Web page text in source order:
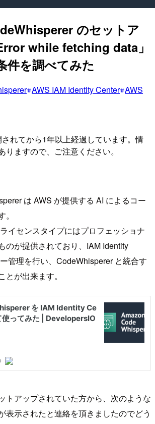
のセットア
while fetching data」
件を調べてみた
AWS IAM Identity Center AWS
れてから1年以上経過しています。情
りますので、ご注意ください。
は AWS が提供する AI によるコー
イセンスタイプにはプロフェッショナ
のが提供されており、IAM Identity
管理を行い、CodeWhisperer と統合す
とが出来ます。
トアップされていた方から、次のような
表示されたと連絡を頂きましたのでどう